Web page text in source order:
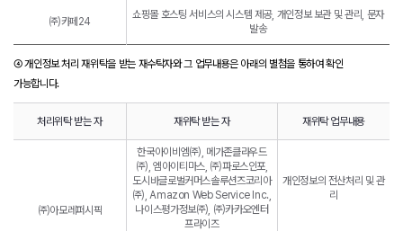
㈜카페24
쇼핑몰 호스팅 서비스의 시스템 제공, 개인정보 보관 및 관리, 문자
발송
④ 개인정보 처리 재위탁을 받는 재수탁자와 그 업무내용은 아래의 별첨을 통하여 확인
가능합니다.
처리위탁 받는 자 재위탁 받는 자 재위탁 업무내용
㈜아모레퍼시픽
한국아이비엠㈜, 메가존클라우드
㈜, 엠아이티마스, ㈜파로스인포,
도시바글로벌커머스솔루션즈코리아
㈜, Amazon Web Service Inc.,
나이스평가정보㈜, ㈜카카오엔터
프라이즈
개인정보의 전산처리 및 관
리